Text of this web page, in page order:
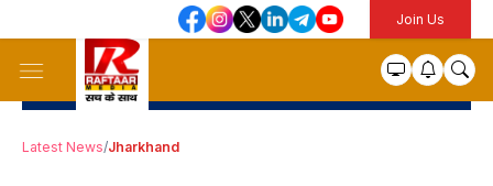
Join Us
Latest News/Jharkhand